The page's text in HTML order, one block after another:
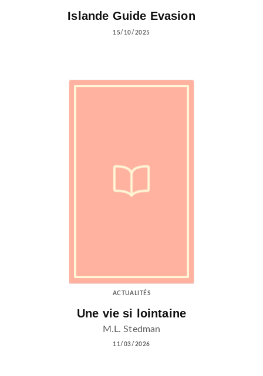
Islande Guide Evasion
15/10/2025
ACTUALITÉS
Une vie si lointaine
M.L. Stedman
11/03/2026